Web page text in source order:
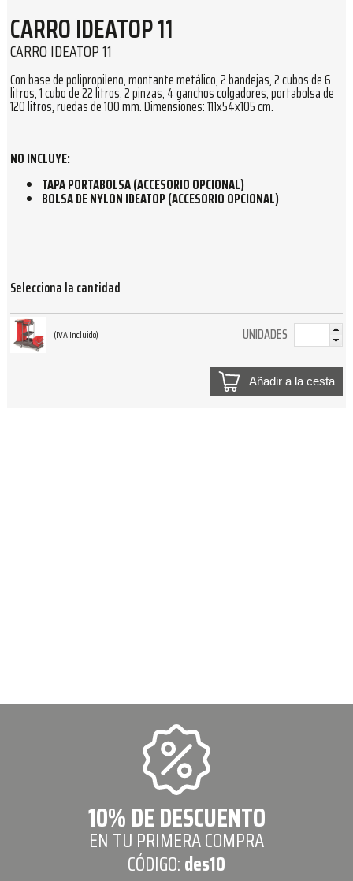
CARRO IDEATOP 11
CARRO IDEATOP 11
Con base de polipropileno, montante metálico, 2 bandejas, 2 cubos de 6
litros, 1 cubo de 22 litros, 2 pinzas, 4 ganchos colgadores, portabolsa de
120 litros, ruedas de 100 mm. Dimensiones: 111x54x105 cm.
NO INCLUYE:
TAPA PORTABOLSA (ACCESORIO OPCIONAL)
BOLSA DE NYLON IDEATOP (ACCESORIO OPCIONAL)
Selecciona la cantidad
(IVA Incluido) UNIDADES
Añadir a la cesta
10% DE DESCUENTO
EN TU PRIMERA COMPRA
CÓDIGO:des10